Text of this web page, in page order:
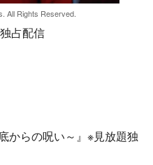
All Rights Reserved.
占配信
からの呪い～』※見放題独